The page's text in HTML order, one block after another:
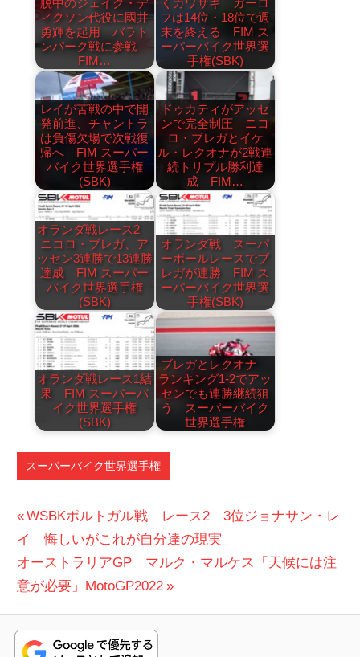
ィクソン代役に國井
勇輝を起用 バラト
ンパーク戦に参戦
FIM…
フは14位・18位で週
末を終える FIM ス
ーパーバイク世界選
手権(SBK)
レイが苦戦の中で開
発前進、チャントラ
は負傷欠場で次戦復
帰へ FIM スーパー
バイク世界選手権
(SBK)
ドゥカティがアッセ
ンで完全制圧 ニコ
ロ・ブレガとイケ
ル・レクオナが2戦連
続トリプル勝利達
成 FIM…
オランダ戦レース2
ニコロ・ブレガ、ア
ッセン3連勝で13連勝
達成 FIM スーパー
バイク世界選手権
(SBK)
オランダ戦 スーパ
ーポールレースでブ
レガが連勝 FIM ス
ーパーバイク世界選
手権(SBK)
オランダ戦レース1結
果 FIM スーパーバ
イク世界選手権
(SBK)
ブレガとレクオナ
ランキング1-2でアッ
センでも連勝継続狙
う スーパーバイク
世界選手権
スーパーバイク世界選手権
投
稿
ナ
ビ
ゲ
前
の
投
稿:
WSBKポルトガル戦 レース2 3位ジョナサン・レ
イ「悔しいがこれが自分達の現実」
次
の
稿:
オーストラリアGP マルク・マルケス「天候には注
意が必要」MotoGP2022